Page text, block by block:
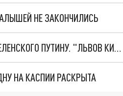
НЕ ЗАКОНЧИЛИСЬ
НОВОЕ МАСШТАБНЕЙШЕЕ НАСТУПЛЕНИЕ. ТРИ УЛЬТИМАТУМА ЗЕЛЕНСКОГО ПУТИНУ. "ЛЬВОВ КИМА" ПОСТАВЯТ НА ПВО? ГЛОБАЛЬНЫЙ ПРОРЫВ ПОД ЗАПОРОЖЬЕМ
НА КАСПИИ РАСКРЫТА